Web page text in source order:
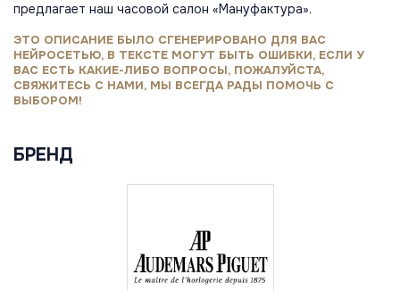
предлагает наш часовой салон «Мануфактура».
ЭТО ОПИСАНИЕ БЫЛО СГЕНЕРИРОВАНО ДЛЯ ВАС
НЕЙРОСЕТЬЮ, В ТЕКСТЕ МОГУТ БЫТЬ ОШИБКИ, ЕСЛИ У
ВАС ЕСТЬ КАКИЕ-ЛИБО ВОПРОСЫ, ПОЖАЛУЙСТА,
СВЯЖИТЕСЬ С НАМИ, МЫ ВСЕГДА РАДЫ ПОМОЧЬ С
ВЫБОРОМ!
БРЕНД